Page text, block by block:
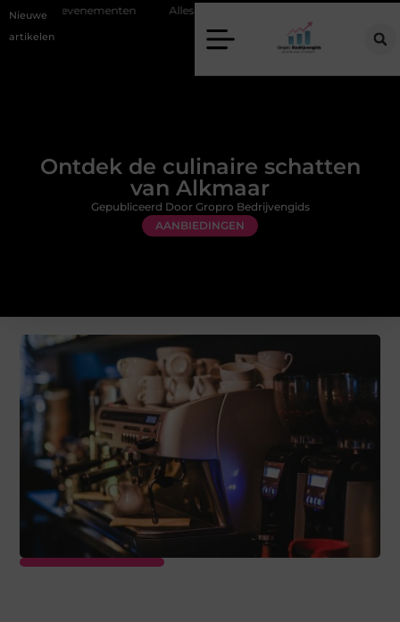
Nieuwe
artikelen
Alles over flexibele inzet van personeel
Ontdek de culinaire schatten
van Alkmaar
AANBIEDINGEN
Gepubliceerd Door Gropro Bedrijvengids